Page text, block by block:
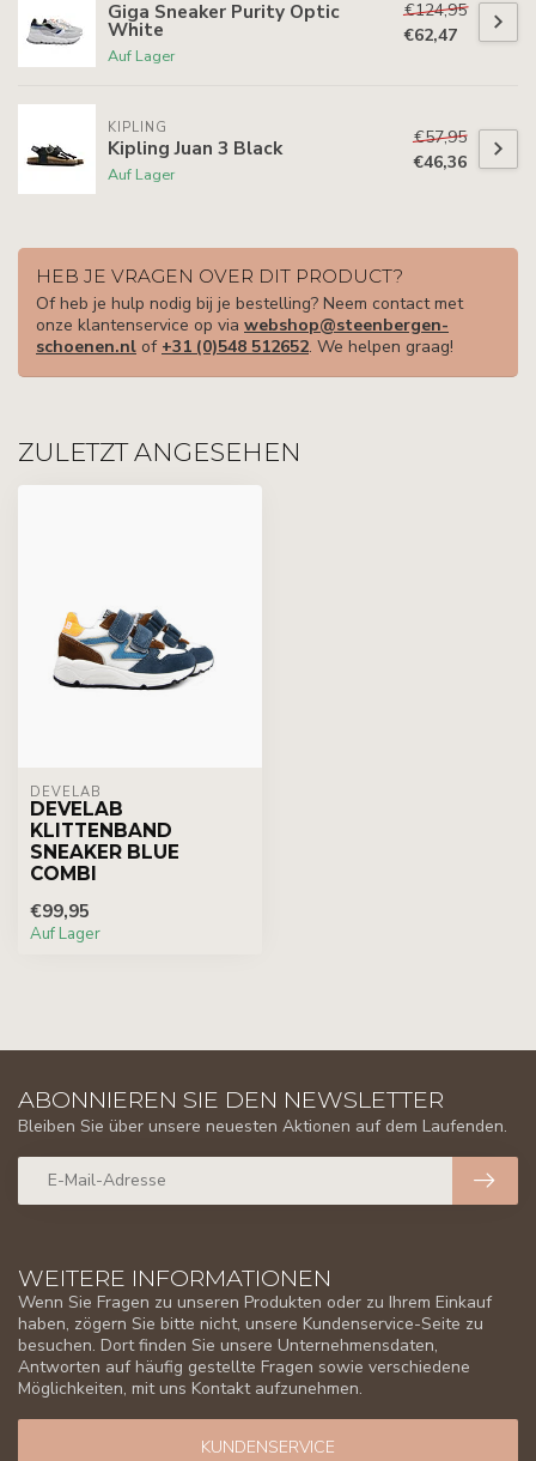
Giga Sneaker Purity Optic
White
Auf Lager
€124,95
€62,47
KIPLING
Kipling Juan 3 Black
Auf Lager
€57,95
€46,36
HEB JE VRAGEN OVER DIT PRODUCT?
Of heb je hulp nodig bij je bestelling? Neem contact met
onze klantenservice op via webshop@steenbergen-
schoenen.nl of +31 (0)548 512652. We helpen graag!
ZULETZT ANGESEHEN
DEVELAB
DEVELAB
KLITTENBAND
SNEAKER BLUE
COMBI
€99,95
Auf Lager
WEITERE INFORMATIONEN
Wenn Sie Fragen zu unseren Produkten oder zu Ihrem Einkauf
haben, zögern Sie bitte nicht, unsere Kundenservice-Seite zu
besuchen. Dort finden Sie unsere Unternehmensdaten,
Antworten auf häufig gestellte Fragen sowie verschiedene
Möglichkeiten, mit uns Kontakt aufzunehmen.
KUNDENSERVICE
ABONNIEREN SIE DEN NEWSLETTER
Bleiben Sie über unsere neuesten Aktionen auf dem Laufenden.